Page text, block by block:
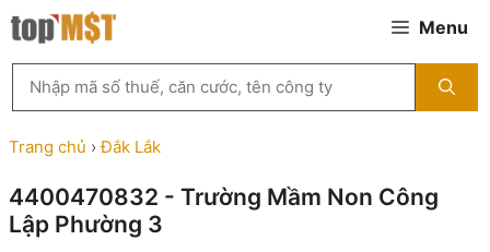
Chuyển
đến
Menu
kiếm
MST
theo
tên
ty,
người
Trang chủ ›Đắk Lắk
4400470832 - Trường Mầm Non Công
Lập Phường 3